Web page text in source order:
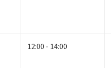
12:00 - 14:00